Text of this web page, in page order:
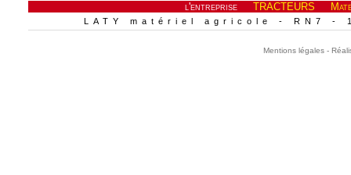
l'entreprise TRACTEURS
LATY matériel agricole - RN7 -
Mentions légales -